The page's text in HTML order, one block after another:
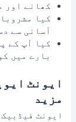
کھانے اور
کیا
آسانی سے
کیا آپ کے
بارے میں
مزید
ایونٹ